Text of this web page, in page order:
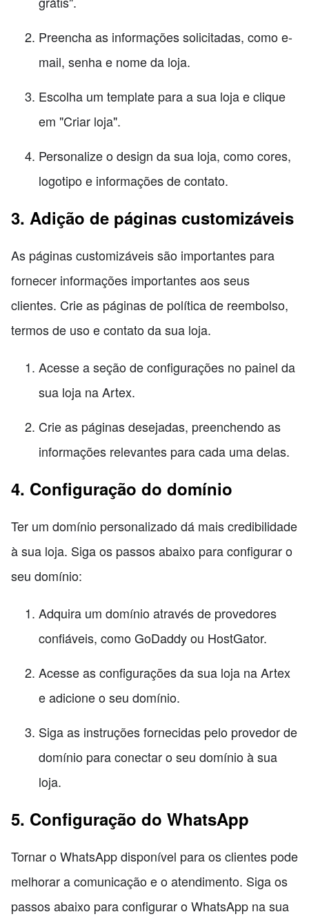
Preencha as informações solicitadas, como e-
mail, senha e nome da loja.
Escolha um template para a sua loja e clique
em "Criar loja".
Personalize o design da sua loja, como cores,
logotipo e informações de contato.
3. Adição de páginas customizáveis
As páginas customizáveis são importantes para
fornecer informações importantes aos seus
clientes. Crie as páginas de política de reembolso,
termos de uso e contato da sua loja.
Acesse a seção de configurações no painel da
sua loja na Artex.
Crie as páginas desejadas, preenchendo as
informações relevantes para cada uma delas.
4. Configuração do domínio
Ter um domínio personalizado dá mais credibilidade
à sua loja. Siga os passos abaixo para configurar o
seu domínio:
Adquira um domínio através de provedores
confiáveis, como GoDaddy ou HostGator.
Acesse as configurações da sua loja na Artex
e adicione o seu domínio.
Siga as instruções fornecidas pelo provedor de
domínio para conectar o seu domínio à sua
loja.
5. Configuração do WhatsApp
Tornar o WhatsApp disponível para os clientes pode
melhorar a comunicação e o atendimento. Siga os
passos abaixo para configurar o WhatsApp na sua